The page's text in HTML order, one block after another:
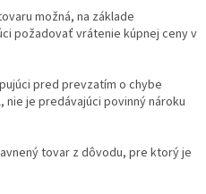
možná, na základe
požadovať vrátenie kúpnej ceny v
pred prevzatím o chybe
je predávajúci povinný nároku
tovar z dôvodu, pre ktorý je